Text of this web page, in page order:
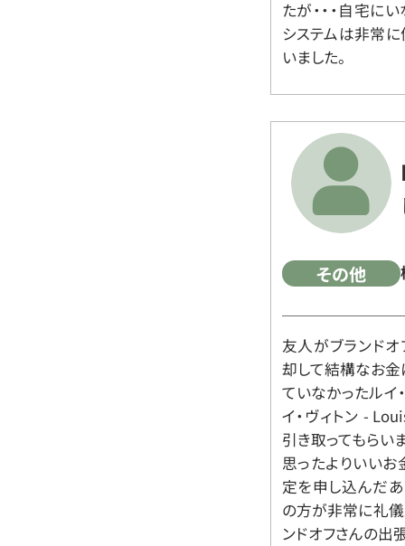
たが・・・自宅に
システムは非常に
いました。
その他
友人がブランド
却して結構なお金
ていなかったルイ
イ・ヴィトン -
引き取ってもらい
思ったよりいいお
定を申し込んだ
の方が非常に礼儀
ンドオフさんの出